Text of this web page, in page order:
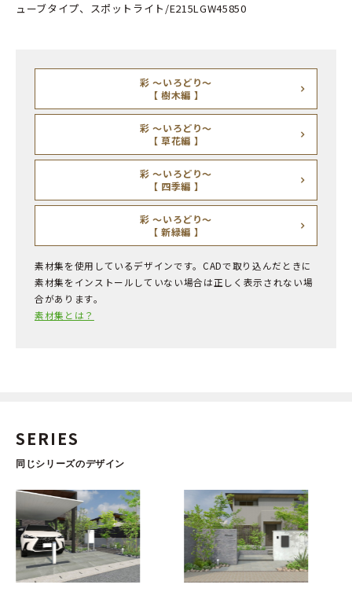
ューブタイプ、スポットライト/E215LGW45850
彩 ～いろどり～
【 樹木編 】
彩 ～いろどり～
【 草花編 】
彩 ～いろどり～
【 四季編 】
彩 ～いろどり～
【 新緑編 】
素材集を使用しているデザインです。CADで取り込んだときに
素材集をインストールしていない場合は正しく表示されない場
合があります。
素材集とは？
SERIES
同じシリーズのデザイン